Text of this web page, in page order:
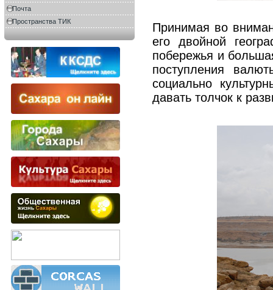
Почта
Пространства ТИК
Принимая во
его двойной
побережья и
поступления
социально
давать толчок к